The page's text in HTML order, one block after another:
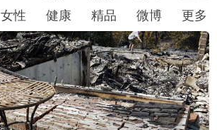
女性 健康 精品 微博 更多